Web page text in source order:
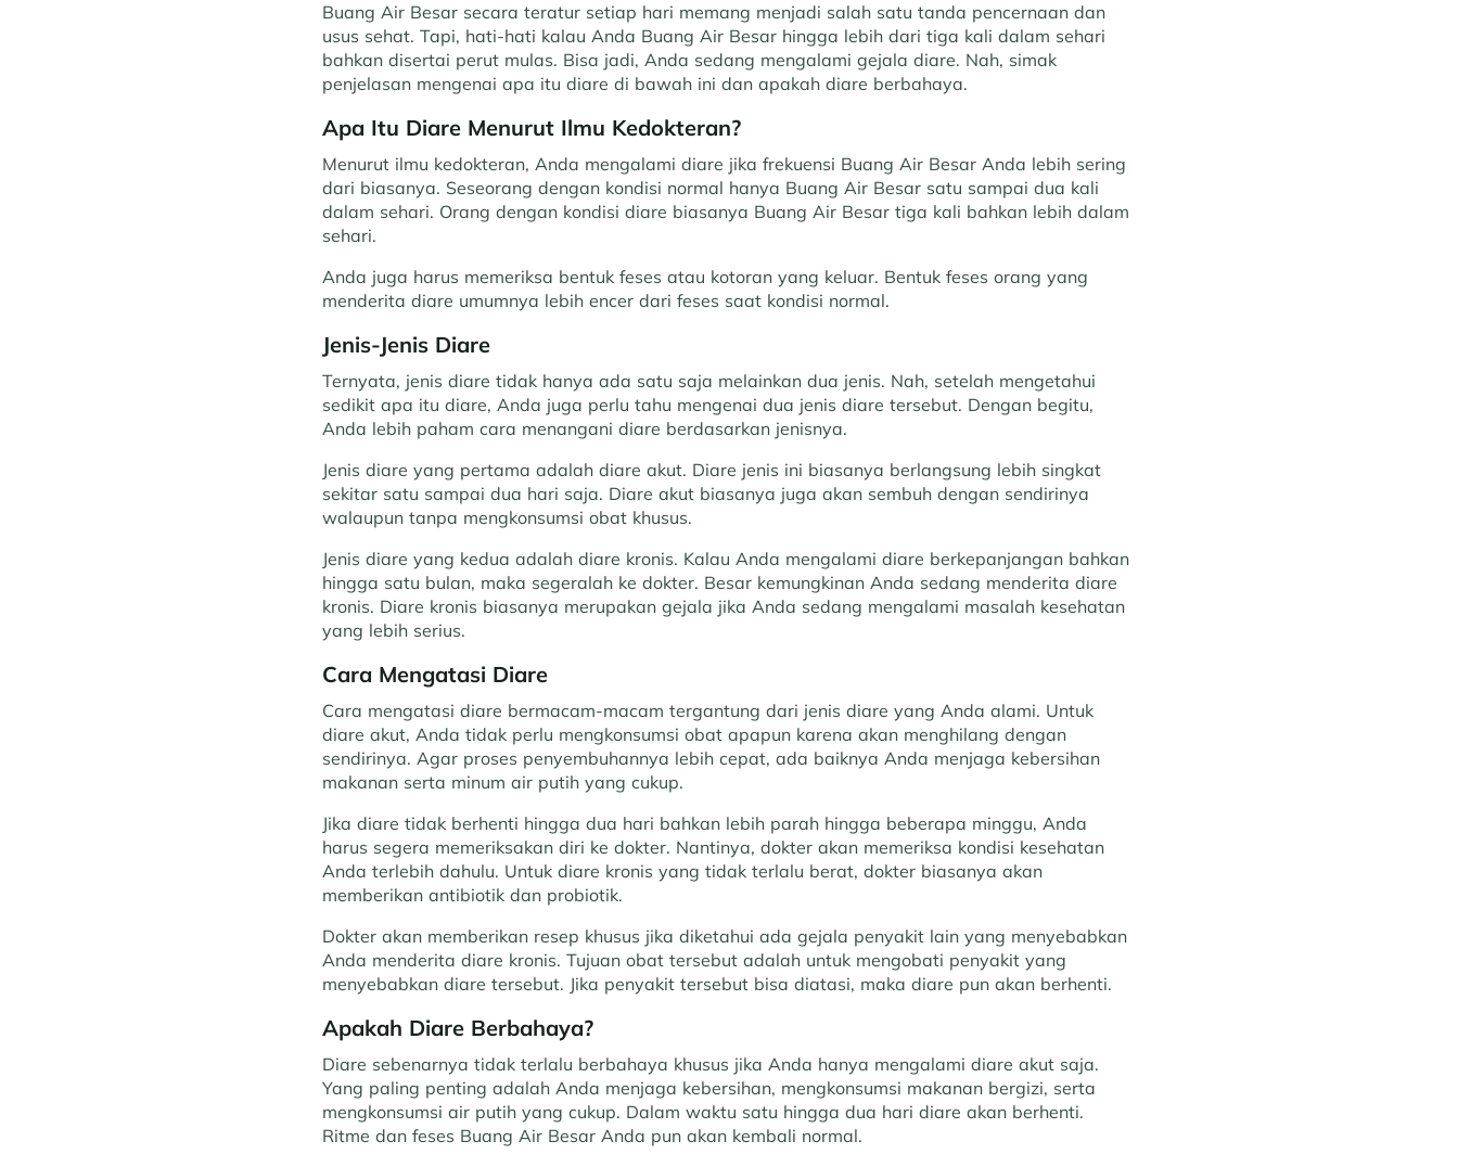
Buang Air Besar secara teratur setiap hari memang menjadi salah satu tanda pencernaan dan
usus sehat. Tapi, hati-hati kalau Anda Buang Air Besar hingga lebih dari tiga kali dalam sehari
bahkan disertai perut mulas. Bisa jadi, Anda sedang mengalami gejala diare. Nah, simak
penjelasan mengenai apa itu diare di bawah ini dan apakah diare berbahaya.
Apa Itu Diare Menurut Ilmu Kedokteran?
Menurut ilmu kedokteran, Anda mengalami diare jika frekuensi Buang Air Besar Anda lebih sering
dari biasanya. Seseorang dengan kondisi normal hanya Buang Air Besar satu sampai dua kali
dalam sehari. Orang dengan kondisi diare biasanya Buang Air Besar tiga kali bahkan lebih dalam
sehari.
Anda juga harus memeriksa bentuk feses atau kotoran yang keluar. Bentuk feses orang yang
menderita diare umumnya lebih encer dari feses saat kondisi normal.
Jenis-Jenis Diare
Ternyata, jenis diare tidak hanya ada satu saja melainkan dua jenis. Nah, setelah mengetahui
sedikit apa itu diare, Anda juga perlu tahu mengenai dua jenis diare tersebut. Dengan begitu,
Anda lebih paham cara menangani diare berdasarkan jenisnya.
Jenis diare yang pertama adalah diare akut. Diare jenis ini biasanya berlangsung lebih singkat
sekitar satu sampai dua hari saja. Diare akut biasanya juga akan sembuh dengan sendirinya
walaupun tanpa mengkonsumsi obat khusus.
Jenis diare yang kedua adalah diare kronis. Kalau Anda mengalami diare berkepanjangan bahkan
hingga satu bulan, maka segeralah ke dokter. Besar kemungkinan Anda sedang menderita diare
kronis. Diare kronis biasanya merupakan gejala jika Anda sedang mengalami masalah kesehatan
yang lebih serius.
Cara Mengatasi Diare
Cara mengatasi diare bermacam-macam tergantung dari jenis diare yang Anda alami. Untuk
diare akut, Anda tidak perlu mengkonsumsi obat apapun karena akan menghilang dengan
sendirinya. Agar proses penyembuhannya lebih cepat, ada baiknya Anda menjaga kebersihan
makanan serta minum air putih yang cukup.
Jika diare tidak berhenti hingga dua hari bahkan lebih parah hingga beberapa minggu, Anda
harus segera memeriksakan diri ke dokter. Nantinya, dokter akan memeriksa kondisi kesehatan
Anda terlebih dahulu. Untuk diare kronis yang tidak terlalu berat, dokter biasanya akan
memberikan antibiotik dan probiotik.
Dokter akan memberikan resep khusus jika diketahui ada gejala penyakit lain yang menyebabkan
Anda menderita diare kronis. Tujuan obat tersebut adalah untuk mengobati penyakit yang
menyebabkan diare tersebut. Jika penyakit tersebut bisa diatasi, maka diare pun akan berhenti.
Apakah Diare Berbahaya?
Diare sebenarnya tidak terlalu berbahaya khusus jika Anda hanya mengalami diare akut saja.
Yang paling penting adalah Anda menjaga kebersihan, mengkonsumsi makanan bergizi, serta
mengkonsumsi air putih yang cukup. Dalam waktu satu hingga dua hari diare akan berhenti.
Ritme dan feses Buang Air Besar Anda pun akan kembali normal.